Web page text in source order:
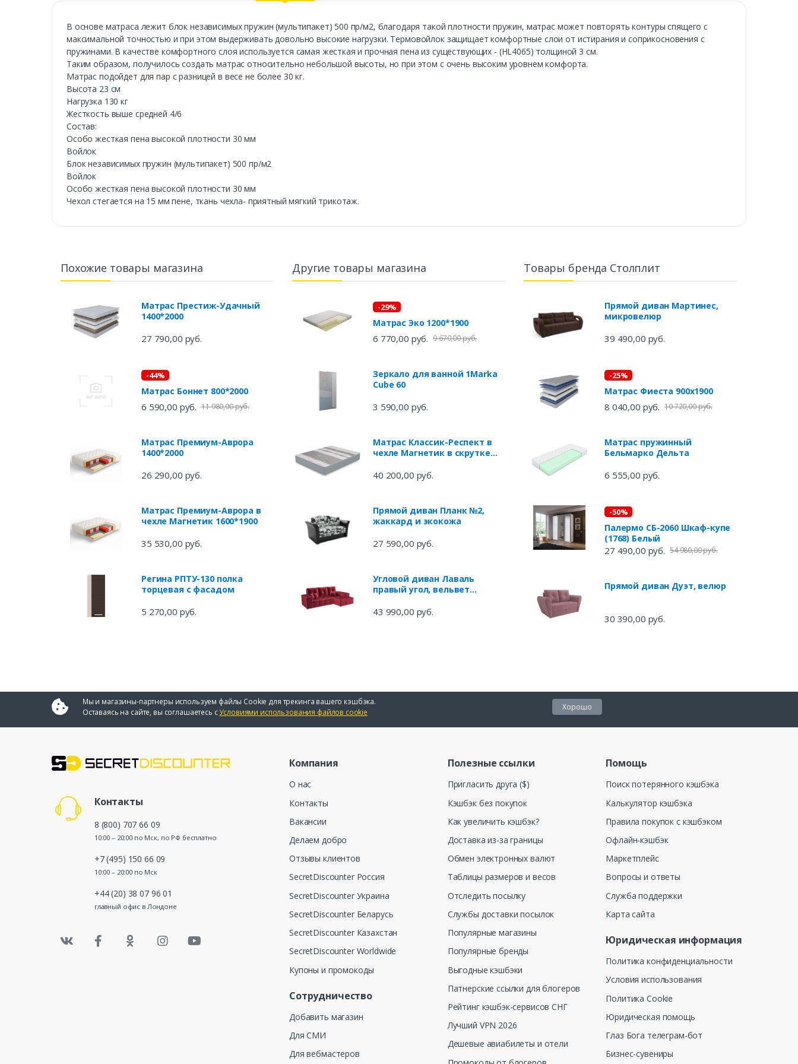
В основе матраса лежит блок независимых пружин (мультипакет) 500 пр/м2, благодаря такой плотности пружин, матрас может повторять контуры спящего с
максимальной точностью и при этом выдерживать довольно высокие нагрузки. Термовойлок защищает комфортные слои от истирания и соприкосновения с
пружинами. В качестве комфортного слоя используется самая жесткая и прочная пена из существующих - (HL4065) толщиной 3 см.
Таким образом, получилось создать матрас относительно небольшой высоты, но при этом с очень высоким уровнем комфорта.
Матрас подойдет для пар с разницей в весе не более 30 кг.
Высота 23 см
Нагрузка 130 кг
Жесткость выше средней 4/6
Состав:
Особо жесткая пена высокой плотности 30 мм
Войлок
Блок независимых пружин (мультипакет) 500 пр/м2
Войлок
Особо жесткая пена высокой плотности 30 мм
Чехол стегается на 15 мм пене, ткань чехла- приятный мягкий трикотаж.
Похожие товары магазина
Матрас Престиж-Удачный
1400*2000
27 790,00 руб.
-44%
Матрас Боннет 800*2000
6 590,00 руб. 11 980,00 руб.
Матрас Премиум-Аврора
1400*2000
26 290,00 руб.
Матрас Премиум-Аврора в
чехле Магнетик 1600*1900
35 530,00 руб.
Регина РПТУ-130 полка
торцевая с фасадом
5 270,00 руб.
Другие товары магазина
-29%
Матрас Эко 1200*1900
6 770,00 руб. 9 670,00 руб.
Зеркало для ванной 1Marka
Cube 60
3 590,00 руб.
Матрас Классик-Респект в
чехле Магнетик в скрутке
40 200,00 руб.
Прямой диван Планк №2,
жаккард и экокожа
27 590,00 руб.
Угловой диван Лаваль
правый угол, вельвет
43 990,00 руб.
Товары бренда Столплит
Прямой диван Мартинес,
микровелюр
39 490,00 руб.
-25%
Матрас Фиеста 900х1900
8 040,00 руб. 10 720,00 руб.
Матрас пружинный
Бельмарко Дельта
6 555,00 руб.
-50%
Палермо СБ-2060 Шкаф-купе
(1768) Белый
27 490,00 руб. 54 980,00 руб.
Прямой диван Дуэт, велюр
30 390,00 руб.
Мы и магазины-партнеры используем файлы Cookie для трекинга вашего кэшбэка.
Оставаясь на сайте, вы соглашаетесь сУсловиями использования файлов cookie
Хорошо
Контакты
8 (800) 707 66 09
10:00 – 20:00 по Мск, по РФ бесплатно
+7 (495) 150 66 09
10:00 – 20:00 по Мск
+44 (20) 38 07 96 01
главный офис в Лондоне
Компания
О нас
Контакты
Вакансии
Делаем добро
Отзывы клиентов
SecretDiscounter Россия
SecretDiscounter Украина
SecretDiscounter Беларусь
SecretDiscounter Казахстан
SecretDiscounter Worldwide
Купоны и промокоды
Сотрудничество
Добавить магазин
Для СМИ
Для вебмастеров
Полезные ссылки
Пригласить друга ($)
Кэшбэк без покупок
Как увеличить кэшбэк?
Доставка из-за границы
Обмен электронных валют
Таблицы размеров и весов
Отследить посылку
Службы доставки посылок
Популярные магазины
Популярные бренды
Выгодные кэшбэки
Патнерские ссылки для блогеров
Рейтинг кэшбэк-сервисов СНГ
Лучший VPN 2026
Дешевые авиабилеты и отели
Помощь
Поиск потерянного кэшбэка
Калькулятор кэшбэка
Правила покупок с кэшбэком
Офлайн-кэшбэк
Маркетплейс
Вопросы и ответы
Служба поддержки
Карта сайта
Юридическая информация
Политика конфиденциальности
Условия использования
Политика Cookie
Юридическая помощь
Глаз Бога телеграм-бот
Бизнес-сувениры